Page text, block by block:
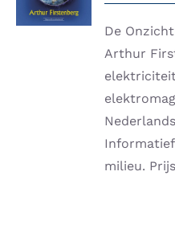
DETAILS
De
Arthur
milieu.